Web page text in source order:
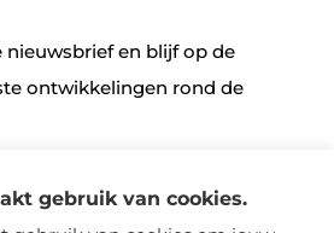
nieuwsbrief en blijf op de
ontwikkelingen rond de
Aanmelden
gebruik van cookies.